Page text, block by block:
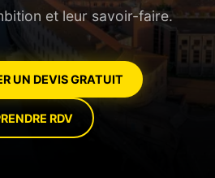
et leur savoir-faire.
UN DEVIS GRATUIT
RDV